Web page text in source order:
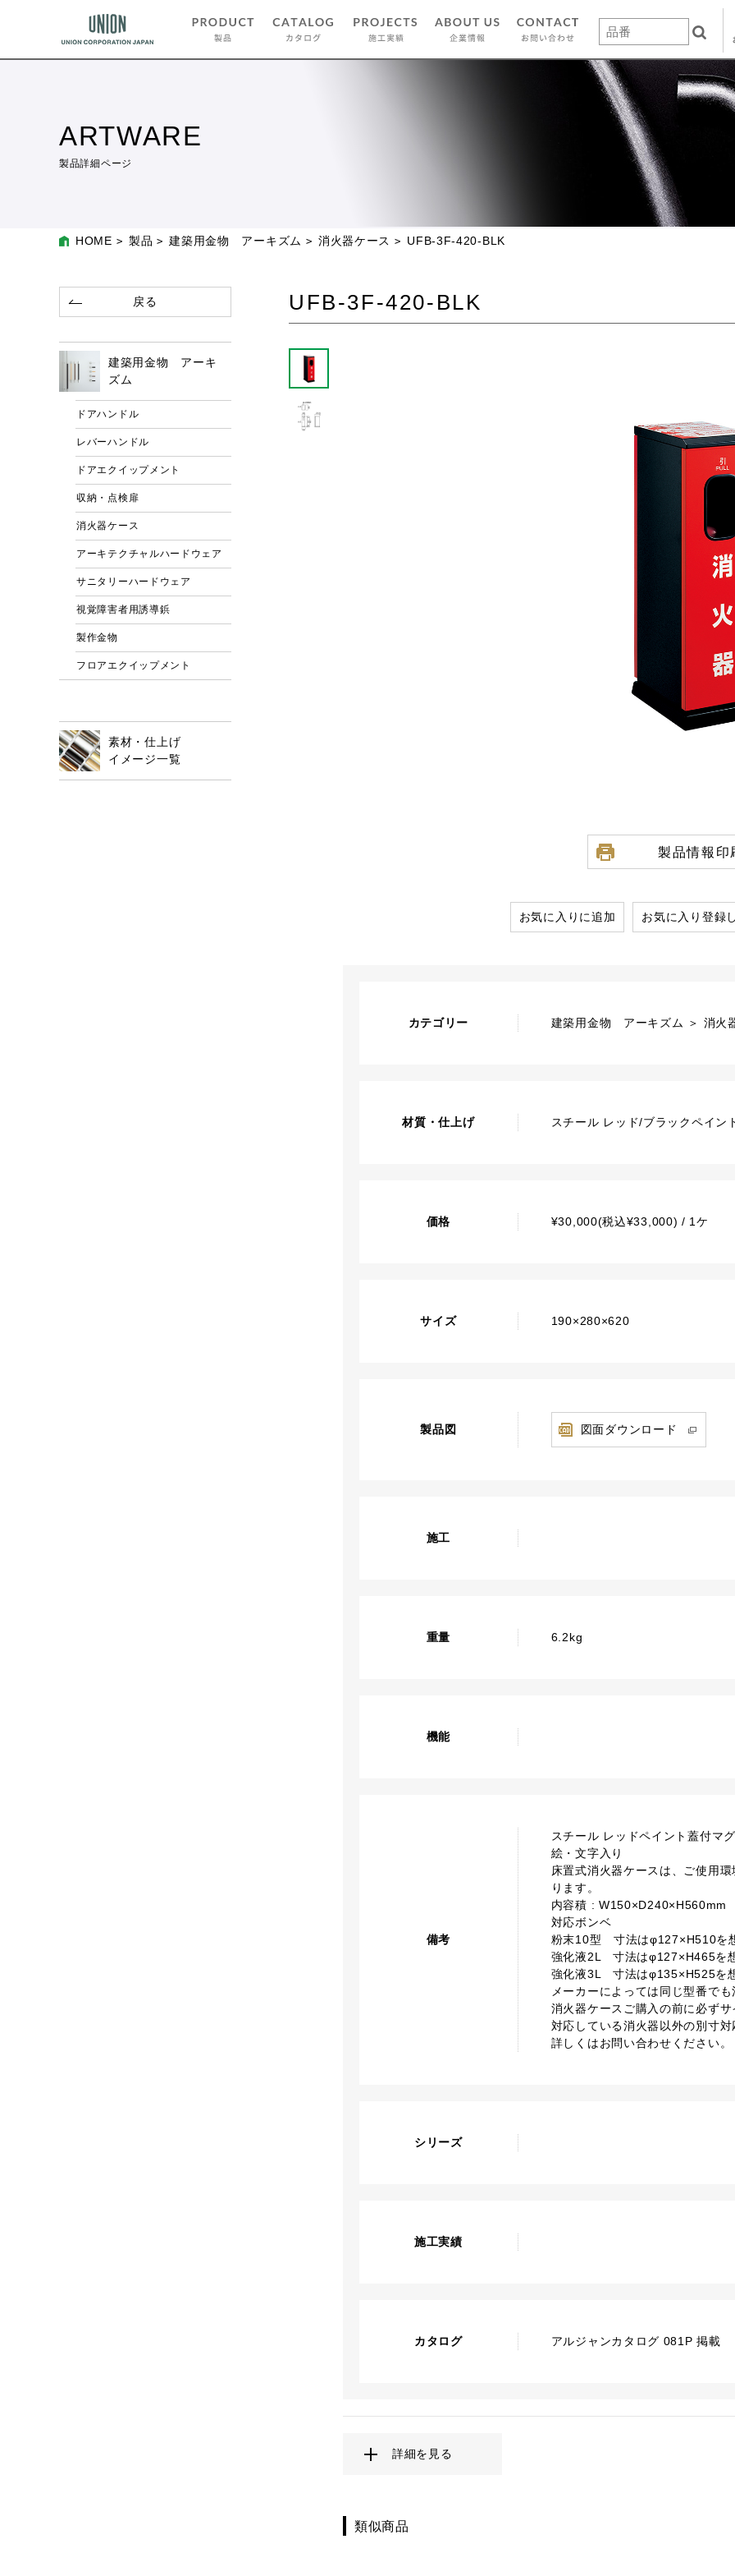
ARTWARE
製品詳細ページ
HOME 製品 建築用金物 アーキズム 消火器ケース UFB-3F-420-BLK
UFB-3F-420-BLK
製品情報印
お気に入りに追加 お気に入り登録
カテゴリー 建築用金物 アーキズム ＞ 消火
材質・仕上げ スチール レッド/ブラックペイン
価格 ¥30,000(税込¥33,000) / 1ケ
サイズ 190×280×620
製品図 図面ダウンロード
施工
重量 6.2kg
機能
備考
スチール レッドペイント蓋付マ
絵・文字入り
床置式消火器ケースは、ご使用
ります。
内容積 : W150×D240×H560mm
対応ボンベ
粉末10型 寸法はφ127×H510を
強化液2L 寸法はφ127×H465を
強化液3L 寸法はφ135×H525を
メーカーによっては同じ型番で
消火器ケースご購入の前に必ず
対応している消火器以外の別寸
詳しくはお問い合わせください。
シリーズ
施工実績
カタログ アルジャンカタログ 081P 掲載
詳細を見る
類似商品
戻る
建築用金物 アーキ
ズム
ドアハンドル
レバーハンドル
ドアエクイップメント
収納・点検扉
消火器ケース
アーキテクチャルハードウェア
サニタリーハードウェア
視覚障害者用誘導鋲
製作金物
フロアエクイップメント
素材・仕上げ
イメージ一覧